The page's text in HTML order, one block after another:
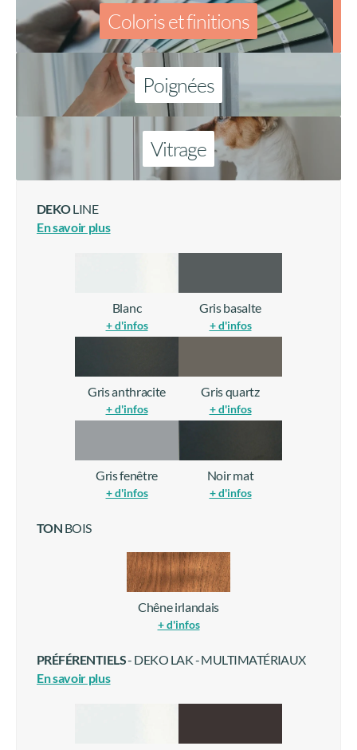
Coloris et finitions
Poignées
Vitrage
DEKOLINE
En savoir plus
Blanc
+ d'infos
Gris basalte
+ d'infos
Gris anthracite
+ d'infos
Gris quartz
+ d'infos
Gris fenêtre
+ d'infos
Noir mat
+ d'infos
TON BOIS
Chêne irlandais
+ d'infos
PRÉFÉRENTIELS- DEKO LAK - MULTIMATÉRIAUX
En savoir plus